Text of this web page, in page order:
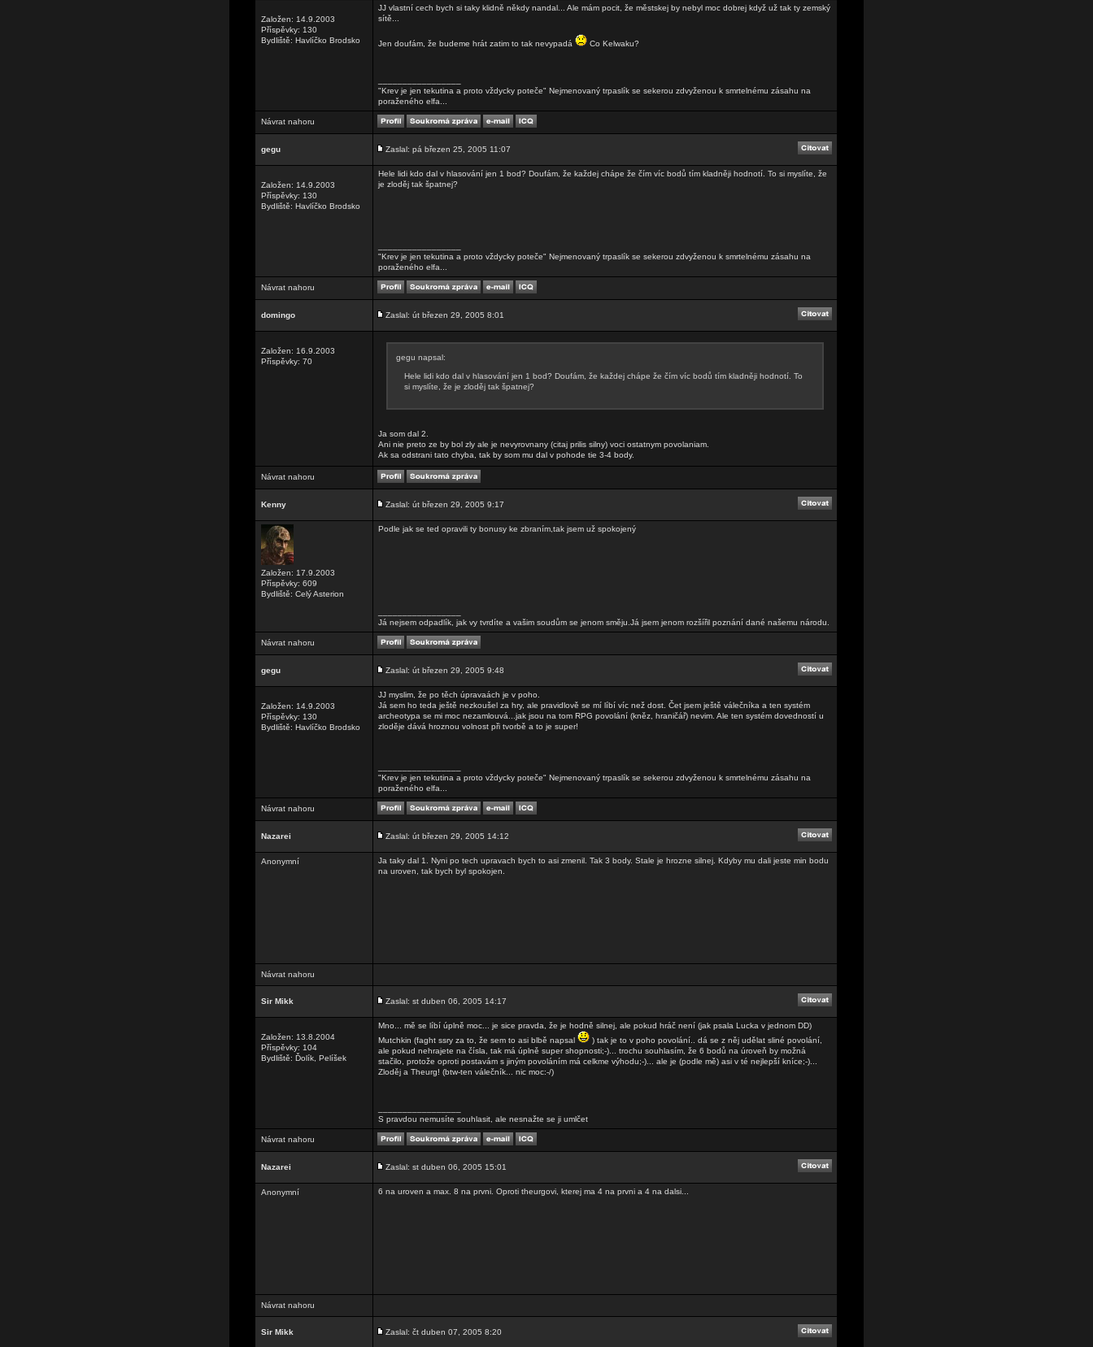
Založen: 14.9.2003
Příspěvky: 130
Bydliště: Havlíčko Brodsko
JJ vlastní cech bych si taky klidně někdy nandal... Ale mám pocit, že městskej by nebyl moc dobrej když už tak ty zemský
sítě...
Jen doufám, že budeme hrát zatim to tak nevypadá Co Kelwaku?
"Krev je jen tekutina a proto vždycky poteče" Nejmenovaný trpaslík se sekerou zdvyženou k smrtelnému zásahu na
poraženého elfa...
Návrat nahoru
gegu Zaslal: pá březen 25, 2005 11:07
Založen: 14.9.2003
Příspěvky: 130
Bydliště: Havlíčko Brodsko
Hele lidi kdo dal v hlasování jen 1 bod? Doufám, že každej chápe že čím víc bodů tím kladněji hodnotí. To si myslíte, že
je zloděj tak špatnej?
"Krev je jen tekutina a proto vždycky poteče" Nejmenovaný trpaslík se sekerou zdvyženou k smrtelnému zásahu na
poraženého elfa...
Návrat nahoru
domingo Zaslal: út březen 29, 2005 8:01
Založen: 16.9.2003
Příspěvky: 70
gegu napsal:
Hele lidi kdo dal v hlasování jen 1 bod? Doufám, že každej chápe že čím víc bodů tím kladněji hodnotí. To
si myslíte, že je zloděj tak špatnej?
Ja som dal 2.
Ani nie preto ze by bol zly ale je nevyrovnany (citaj prilis silny) voci ostatnym povolaniam.
Ak sa odstrani tato chyba, tak by som mu dal v pohode tie 3-4 body.
Návrat nahoru
Kenny Zaslal: út březen 29, 2005 9:17
Založen: 17.9.2003
Příspěvky: 609
Bydliště: Celý Asterion
Podle jak se ted opravili ty bonusy ke zbraním,tak jsem už spokojený
Já nejsem odpadlík, jak vy tvrdíte a vašim soudům se jenom směju.Já jsem jenom rozšířil poznání dané našemu národu.
Návrat nahoru
gegu Zaslal: út březen 29, 2005 9:48
Založen: 14.9.2003
Příspěvky: 130
Bydliště: Havlíčko Brodsko
JJ myslim, že po těch úpravaách je v poho.
Já sem ho teda ještě nezkoušel za hry, ale pravidlově se mí líbí víc než dost. Čet jsem ještě válečníka a ten systém
archeotypa se mi moc nezamlouvá...jak jsou na tom RPG povolání (kněz, hraničář) nevim. Ale ten systém dovedností u
zloděje dává hroznou volnost při tvorbě a to je super!
"Krev je jen tekutina a proto vždycky poteče" Nejmenovaný trpaslík se sekerou zdvyženou k smrtelnému zásahu na
poraženého elfa...
Návrat nahoru
Nazarei Zaslal: út březen 29, 2005 14:12
Anonymní
Ja taky dal 1. Nyni po tech upravach bych to asi zmenil. Tak 3 body. Stale je hrozne silnej. Kdyby mu dali jeste min bodu
na uroven, tak bych byl spokojen.
Návrat nahoru
Sir Mikk Zaslal: st duben 06, 2005 14:17
Založen: 13.8.2004
Příspěvky: 104
Bydliště: Ďolík, Pelíšek
Mno... mě se líbí úplně moc... je sice pravda, že je hodně silnej, ale pokud hráč není (jak psala Lucka v jednom DD)
Mutchkin (faght ssry za to, že sem to asi blbě napsal
) tak je to v poho povolání.. dá se z něj udělat sliné povolání,
ale pokud nehrajete na čísla, tak má úplně super shopnosti;-)... trochu souhlasím, že 6 bodů na úroveň by možná
stačilo, protože oproti postavám s jiným povoláním má celkme výhodu;-)... ale je (podle mě) asi v té nejlepší kníce;-)...
Zloděj a Theurg! (btw-ten válečník... nic moc:-/)
S pravdou nemusíte souhlasit, ale nesnažte se ji umlčet
Návrat nahoru
Nazarei Zaslal: st duben 06, 2005 15:01
Anonymní 6 na uroven a max. 8 na prvni. Oproti theurgovi, kterej ma 4 na prvni a 4 na dalsi...
Návrat nahoru
Sir Mikk Zaslal: čt duben 07, 2005 8:20